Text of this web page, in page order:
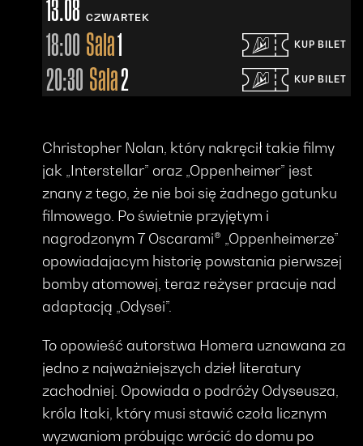
13.08 CZWARTEK
18:00 Sala1 Otwiera się w nowym oknie - Bilety24
KUP BILET
20:30 Sala2 Otwiera się w nowym oknie - Bilety24
KUP BILET
Christopher Nolan, który nakręcił takie filmy
jak „Interstellar” oraz „Oppenheimer” jest
znany z tego, że nie boi się żadnego gatunku
filmowego. Po świetnie przyjętym i
nagrodzonym 7 Oscarami® „Oppenheimerze”
opowiadajacym historię powstania pierwszej
bomby atomowej, teraz reżyser pracuje nad
adaptacją „Odysei”.
To opowieść autorstwa Homera uznawana za
jedno z najważniejszych dzieł literatury
zachodniej. Opowiada o podróży Odyseusza,
króla Itaki, który musi stawić czoła licznym
wyzwaniom próbując wrócić do domu po